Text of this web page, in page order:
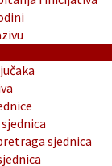
sjednica